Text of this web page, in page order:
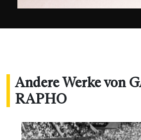
Andere Werke von
RAPHO